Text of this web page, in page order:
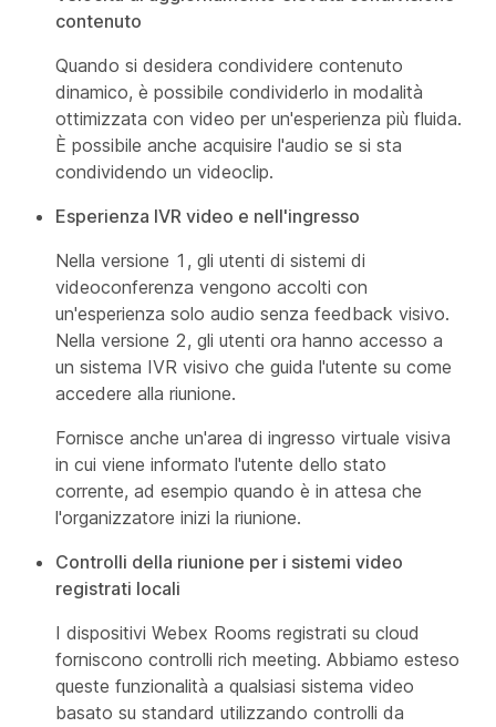
contenuto
Quando si desidera condividere contenuto
dinamico, è possibile condividerlo in modalità
ottimizzata con video per un'esperienza più fluida.
È possibile anche acquisire l'audio se si sta
condividendo un videoclip.
Esperienza IVR video e nell'ingresso
Nella versione 1, gli utenti di sistemi di
videoconferenza vengono accolti con
un'esperienza solo audio senza feedback visivo.
Nella versione 2, gli utenti ora hanno accesso a
un sistema IVR visivo che guida l'utente su come
accedere alla riunione.
Fornisce anche un'area di ingresso virtuale visiva
in cui viene informato l'utente dello stato
corrente, ad esempio quando è in attesa che
l'organizzatore inizi la riunione.
Controlli della riunione per i sistemi video
registrati locali
I dispositivi Webex Rooms registrati su cloud
forniscono controlli rich meeting. Abbiamo esteso
queste funzionalità a qualsiasi sistema video
basato su standard utilizzando controlli da